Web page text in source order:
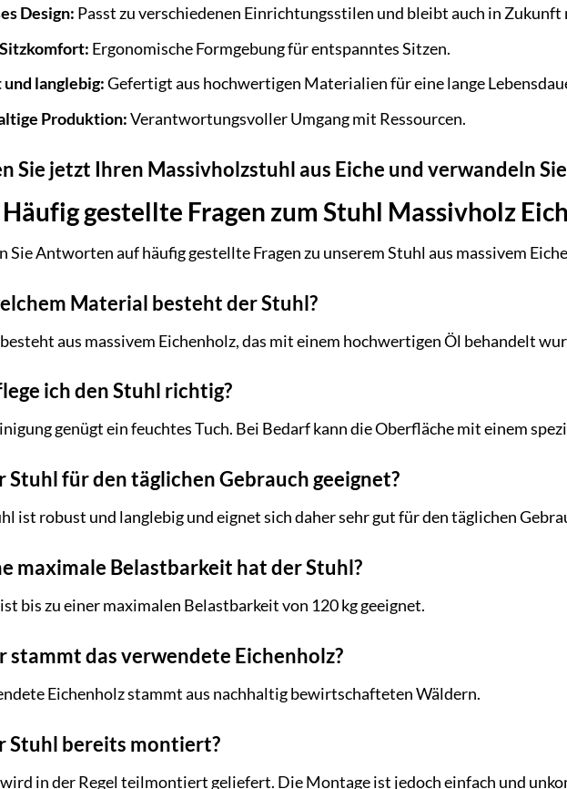
Design: Passt zu verschiedenen Einrichtungsstilen und bleibt auch in Zukunft
Ergonomische Formgebung für entspanntes Sitzen.
und langlebig:Gefertigt aus hochwertigen Materialien für eine lange
Produktion:Verantwortungsvoller Umgang mit Ressourcen.
Sie jetzt Ihren Massivholzstuhl aus Eiche und verwandeln
Häufig gestellte Fragen zum Stuhl Massivholz
Sie Antworten auf häufig gestellte Fragen zu unserem Stuhl aus massivem
Material besteht der Stuhl?
aus massivem Eichenholz, das mit einem hochwertigen Öl behandelt
ich den Stuhl richtig?
genügt ein feuchtes Tuch. Bei Bedarf kann die Oberfläche mit einem
Stuhl für den täglichen Gebrauch geeignet?
ist robust und langlebig und eignet sich daher sehr gut für den täglichen
maximale Belastbarkeit hat der Stuhl?
bis zu einer maximalen Belastbarkeit von 120 kg geeignet.
stammt das verwendete Eichenholz?
Eichenholz stammt aus nachhaltig bewirtschafteten Wäldern.
Stuhl bereits montiert?
in der Regel teilmontiert geliefert. Die Montage ist jedoch einfach und